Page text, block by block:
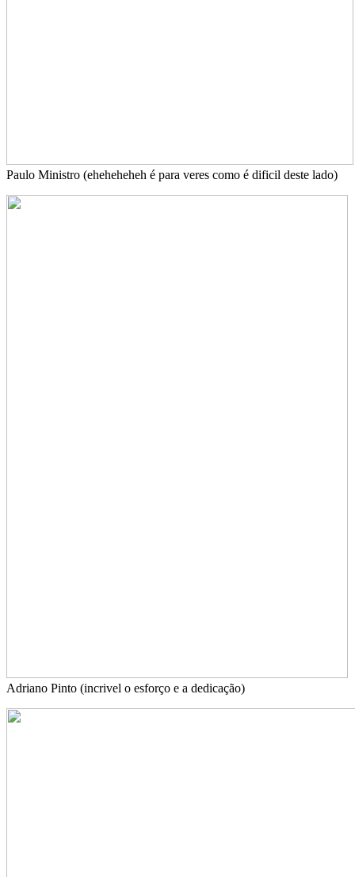
Paulo Ministro (eheheheheh é para veres como é dificil deste lado)
Adriano Pinto (incrivel o esforço e a dedicação)